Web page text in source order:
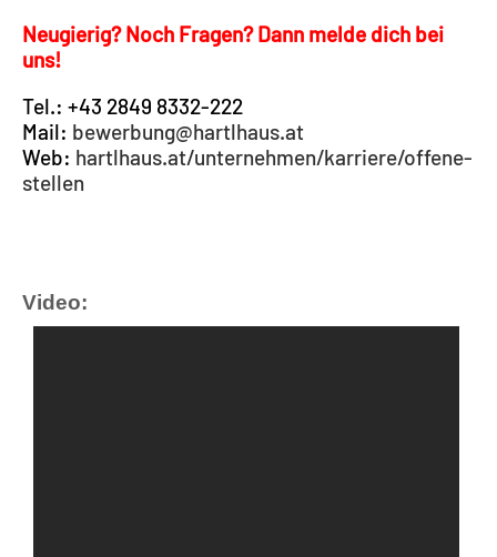
Neugierig? Noch Fragen? Dann melde dich bei
uns!
Tel.: +43 2849 8332-222
Mail: bewerbung@hartlhaus.at
Web: hartlhaus.at/unternehmen/karriere/offene-
stellen
Video: